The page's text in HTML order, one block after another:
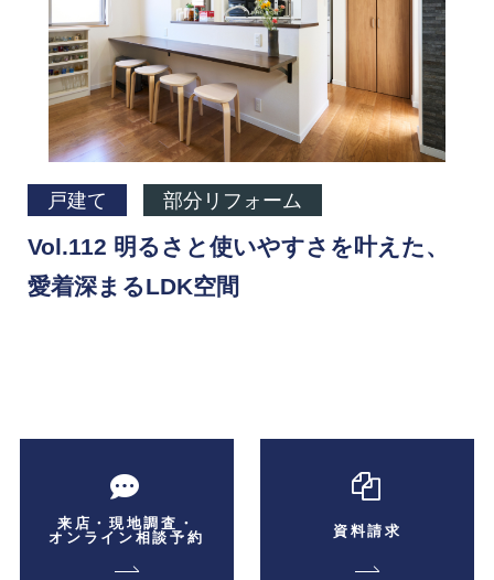
Vol.112 明るさと使いやすさを叶えた、
愛着深まるLDK空間
戸建て 部分リフォーム
来店・現地調査・
オンライン相談予約
資料請求